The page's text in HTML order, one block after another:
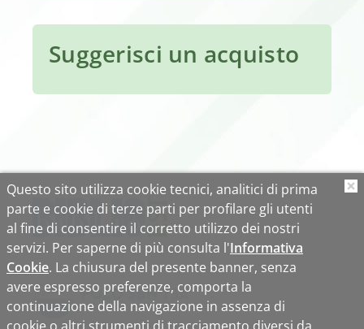
Suggerisci un acquisto
Questo sito utilizza cookie tecnici, analitici di prima
parte e cookie di terze parti per profilare gli utenti
al fine di consentire il corretto utilizzo dei nostri
servizi. Per saperne di più consulta l'Informativa
Cookie. La chiusura del presente banner, senza
avere espresso preferenze, comporta la
continuazione della navigazione in assenza di